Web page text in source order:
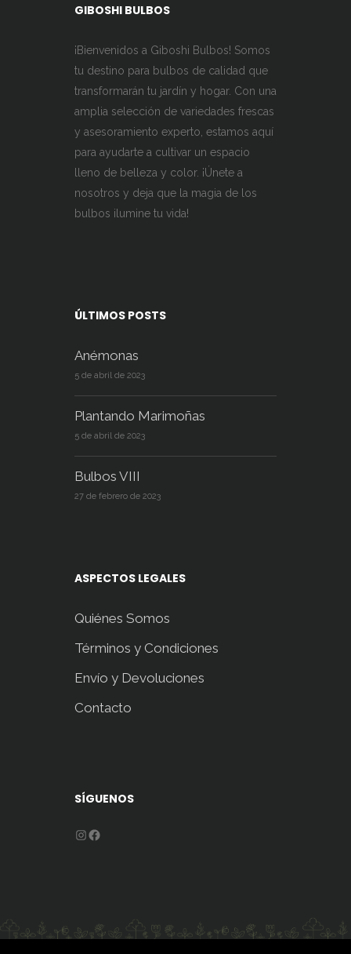
GIBOSHI BULBOS
¡Bienvenidos a Giboshi Bulbos! Somos
tu destino para bulbos de calidad que
transformarán tu jardín y hogar. Con una
amplia selección de variedades frescas
y asesoramiento experto, estamos aquí
para ayudarte a cultivar un espacio
lleno de belleza y color. ¡Únete a
nosotros y deja que la magia de los
bulbos ilumine tu vida!
ÚLTIMOS POSTS
Anémonas
5 de abril de 2023
Plantando Marimoñas
5 de abril de 2023
Bulbos VIII
27 de febrero de 2023
ASPECTOS LEGALES
Quiénes Somos
Términos y Condiciones
Envío y Devoluciones
Contacto
SÍGUENOS
Instagram
Facebook